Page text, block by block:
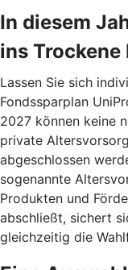
In diesem
ins Trockene
Lassen Sie sich
Fondssparplan
2027 können keine
private
abgeschlossen
sogenannte
Produkten und
abschließt, sichert
gleichzeitig die